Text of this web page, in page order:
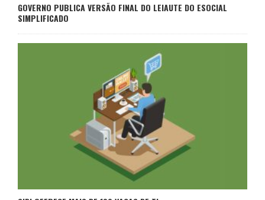
GOVERNO PUBLICA VERSÃO FINAL DO LEIAUTE DO ESOCIAL
SIMPLIFICADO